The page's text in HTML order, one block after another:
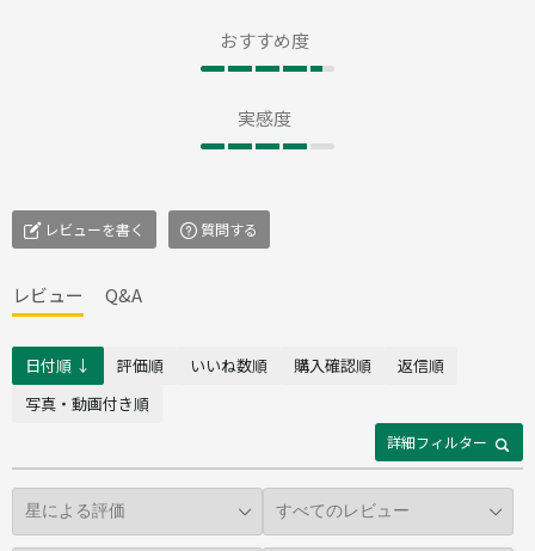
おすすめ度
実感度
レビューを書く 質問する
レビュー Q&A
詳細フィルター
日付順 ↓ 評価順 いいね数順 購入確認順
返信順
写真・動画付き順